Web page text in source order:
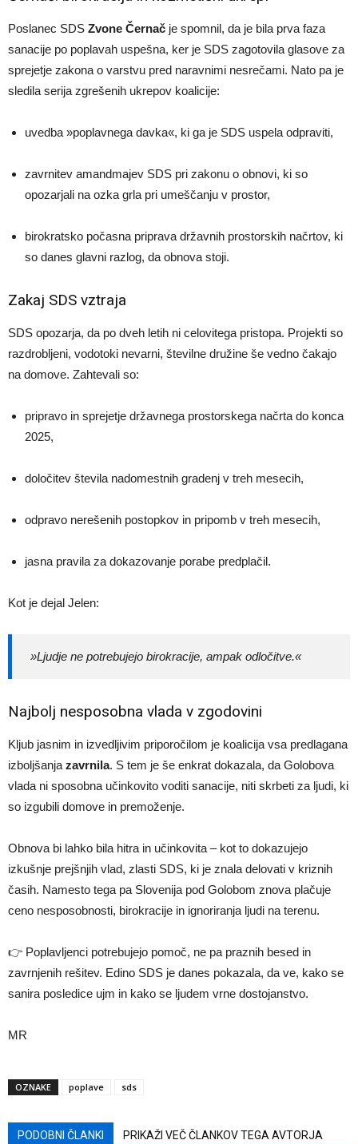
Poslanec SDS Zvone Černač je spomnil, da je bila prva faza
sanacije po poplavah uspešna, ker je SDS zagotovila glasove za
sprejetje zakona o varstvu pred naravnimi nesrečami. Nato pa je
sledila serija zgrešenih ukrepov koalicije:
uvedba »poplavnega davka«, ki ga je SDS uspela odpraviti,
zavrnitev amandmajev SDS pri zakonu o obnovi, ki so
opozarjali na ozka grla pri umeščanju v prostor,
birokratsko počasna priprava državnih prostorskih načrtov, ki
so danes glavni razlog, da obnova stoji.
Zakaj SDS vztraja
SDS opozarja, da po dveh letih ni celovitega pristopa. Projekti so
razdrobljeni, vodotoki nevarni, številne družine še vedno čakajo
na domove. Zahtevali so:
pripravo in sprejetje državnega prostorskega načrta do konca
2025,
določitev števila nadomestnih gradenj v treh mesecih,
odpravo nerešenih postopkov in pripomb v treh mesecih,
jasna pravila za dokazovanje porabe predplačil.
Kot je dejal Jelen:
»Ljudje ne potrebujejo birokracije, ampak odločitve.«
Najbolj nesposobna vlada v zgodovini
Kljub jasnim in izvedljivim priporočilom je koalicija vsa predlagana
izboljšanja zavrnila. S tem je še enkrat dokazala, da Golobova
vlada ni sposobna učinkovito voditi sanacije, niti skrbeti za ljudi, ki
so izgubili domove in premoženje.
Obnova bi lahko bila hitra in učinkovita – kot to dokazujejo
izkušnje prejšnjih vlad, zlasti SDS, ki je znala delovati v kriznih
časih. Namesto tega pa Slovenija pod Golobom znova plačuje
ceno nesposobnosti, birokracije in ignoriranja ljudi na terenu.
👉 Poplavljenci potrebujejo pomoč, ne pa praznih besed in
zavrnjenih rešitev. Edino SDS je danes pokazala, da ve, kako se
sanira posledice ujm in kako se ljudem vrne dostojanstvo.
MR
OZNAKE poplave sds
PODOBNI ČLANKI PRIKAŽI VEČ ČLANKOV TEGA AVTORJA